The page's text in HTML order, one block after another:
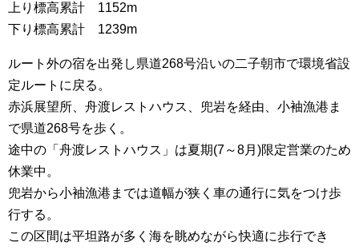
上り標高累計 1152m
下り標高累計 1239m
ルート外の宿を出発し県道268号沿いの二子朝市で環境省設
定ルートに戻る。
赤浜展望所、舟渡レストハウス、兜岩を経由、小袖漁港ま
で県道268号を歩く。
途中の「舟渡レストハウス」は夏期(7～8月)限定営業のため
休業中。
兜岩から小袖漁港までは道幅が狭く車の通行に気をつけ歩
行する。
この区間は平坦路が多く海を眺めながら快適に歩行でき